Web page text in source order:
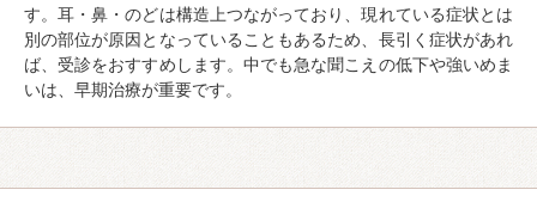
す。耳・鼻・のどは構造上つながっており、現れている症状とは
別の部位が原因となっていることもあるため、長引く症状があれ
ば、受診をおすすめします。中でも急な聞こえの低下や強いめま
いは、早期治療が重要です。